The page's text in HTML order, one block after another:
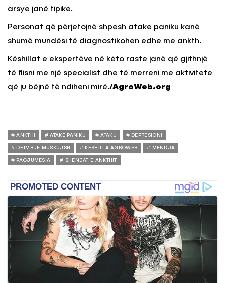
arsye janë tipike.
Personat që përjetojnë shpesh atake paniku kanë
shumë mundësi të diagnostikohen edhe me ankth.
Këshillat e ekspertëve në këto raste janë që gjithnjë
të flisni me një specialist dhe të merreni me aktivitete
që ju bëjnë të ndiheni mirë./AgroWeb.org
ANKTHI ATAKE PANIKU ATAKU DEPRESIONI
DHIMBJE MUSKUJSH KESHILLA AGROWEB MENDJA
PAGJUMESIA SHENJAT E ANKTHIT